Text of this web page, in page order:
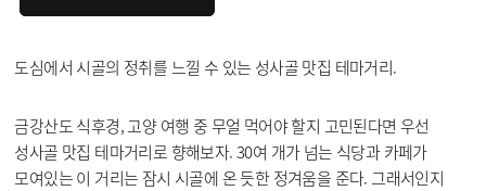
도심에서 시골의 정취를 느낄 수 있는 성사골 맛집 테마거리.
금강산도 식후경, 고양 여행 중 무얼 먹어야 할지 고민된다면 우선
성사골 맛집 테마거리로 향해보자. 30여 개가 넘는 식당과 카페가
모여있는 이 거리는 잠시 시골에 온 듯한 정겨움을 준다. 그래서인지